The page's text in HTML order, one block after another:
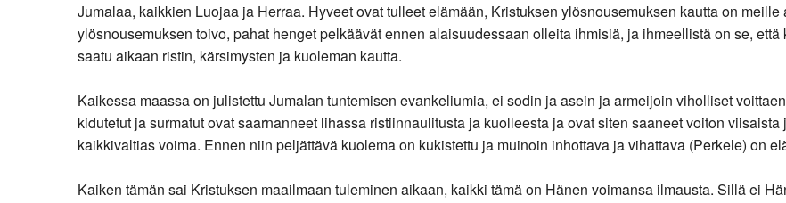
Jumalaa, kaikkien Luojaa ja Herraa. Hyveet ovat tulleet elämään, Kristuksen ylösnousemuksen kautta on meille
ylösnousemuksen toivo, pahat henget pelkäävät ennen alaisuudessaan olleita ihmisiä, ja ihmeellistä on se, että
saatu aikaan ristin, kärsimysten ja kuoleman kautta.
Kaikessa maassa on julistettu Jumalan tuntemisen evankeliumia, ei sodin ja asein ja armeijoin viholliset
kidutetut ja surmatut ovat saarnanneet lihassa ristiinnaulitusta ja kuolleesta ja ovat siten saaneet voiton
kaikkivaltias voima. Ennen niin peljättävä kuolema on kukistettu ja muinoin inhottava ja vihattava (Perkele) on
Kaiken tämän sai Kristuksen maailmaan tuleminen aikaan, kaikki tämä on Hänen voimansa ilmausta. Sillä ei